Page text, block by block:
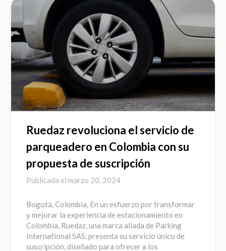
Ruedaz revoluciona el servicio de
parqueadero en Colombia con su
propuesta de suscripción
Publicada el marzo 20, 2024
Bogotá, Colombia, En un esfuerzo por transformar
y mejorar la experiencia de estacionamiento en
Colombia, Ruedaz, una marca aliada de Parking
International SAS, presenta su servicio único de
suscripción, diseñado para ofrecer a los